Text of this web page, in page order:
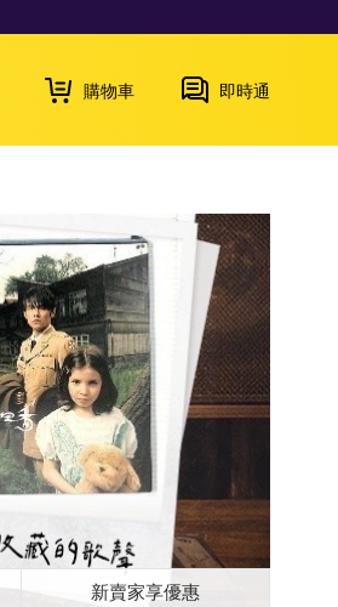
購物車 即時通
新賣家享優惠